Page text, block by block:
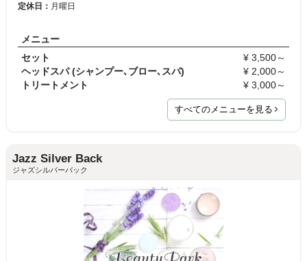
定休日： 月曜日
メニュー
セット
¥ 3,500～
ヘッドスパ (シャンプー､ブロー､スパ)
¥ 2,000～
トリートメント
¥ 3,000～
すべてのメニューを見る
Jazz Silver Back
ジャズシルバーバック